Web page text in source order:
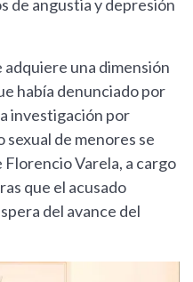
de angustia y depresión
una dimensión
había denunciado por
investigación por
de menores se
Florencio Varela, a cargo
que el acusado
del avance del